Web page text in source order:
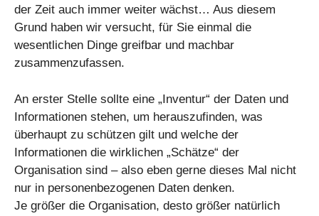
der Zeit auch immer weiter wächst… Aus diesem
Grund haben wir versucht, für Sie einmal die
wesentlichen Dinge greifbar und machbar
zusammenzufassen.
An erster Stelle sollte eine „Inventur“ der Daten und
Informationen stehen, um herauszufinden, was
überhaupt zu schützen gilt und welche der
Informationen die wirklichen „Schätze“ der
Organisation sind – also eben gerne dieses Mal nicht
nur in personenbezogenen Daten denken.
Je größer die Organisation, desto größer natürlich